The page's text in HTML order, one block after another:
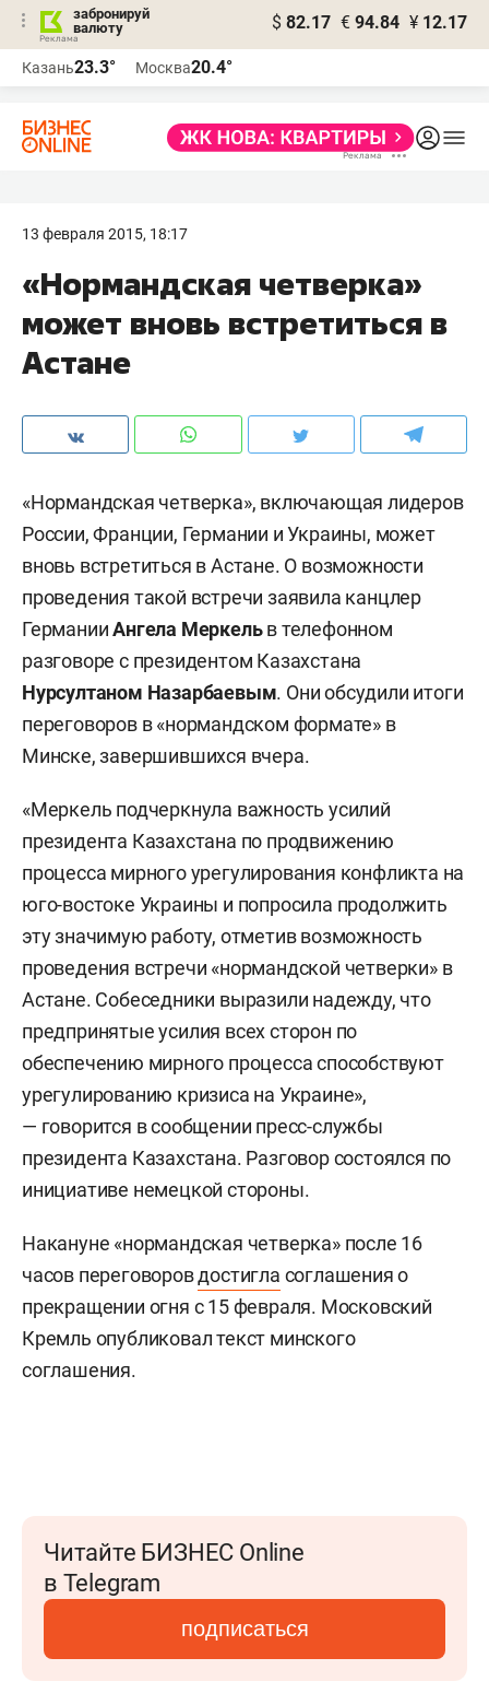
забронируй
валюту
$ 82.17 € 94.84 ¥ 12.17
Казань23.3° Москва20.4°
13 февраля 2015, 18:17
«Нормандская четверка»
может вновь встретиться в
Астане
«Нормандская четверка», включающая лидеров
России, Франции, Германии и Украины, может
вновь встретиться в Астане. О возможности
проведения такой встречи заявила канцлер
ГерманииАнгела Меркельв телефонном
разговоре с президентом Казахстана
Нурсултаном Назарбаевым. Они обсудили итоги
переговоров в «нормандском формате» в
Минске, завершившихся вчера.
«Меркель подчеркнула важность усилий
президента Казахстана по продвижению
процесса мирного урегулирования конфликта на
юго-востоке Украины и попросила продолжить
эту значимую работу, отметив возможность
проведения встречи «нормандской четверки» в
Астане. Собеседники выразили надежду, что
предпринятые усилия всех сторон по
обеспечению мирного процесса способствуют
урегулированию кризиса на Украине»,
— говорится в сообщении пресс-службы
президента Казахстана. Разговор состоялся по
инициативе немецкой стороны.
Накануне «нормандская четверка» после 16
часов переговоровдостигла соглашения о
прекращении огня с 15 февраля. Московский
Кремль опубликовал текст минского
соглашения.
Читайте БИЗНЕС Online
в Telegram
подписаться